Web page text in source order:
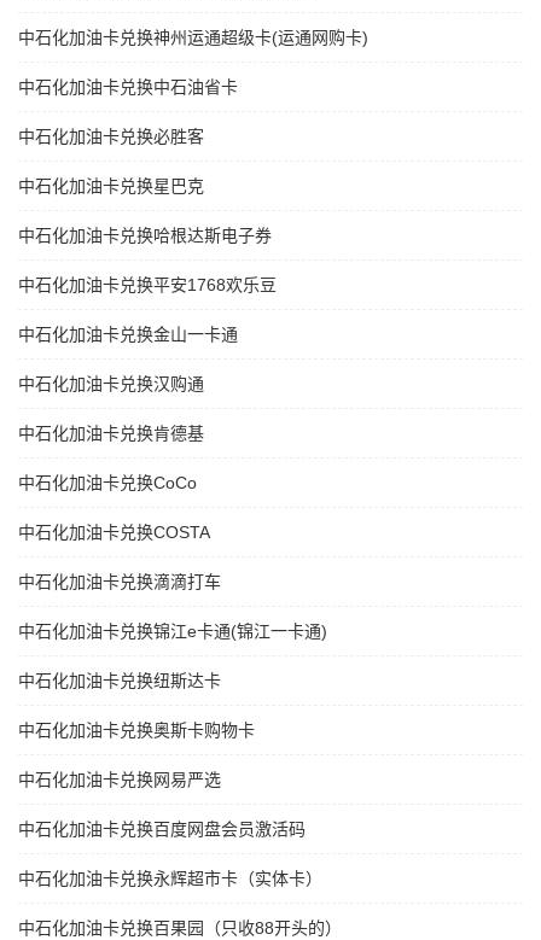
中石化加油卡兑换神州运通超级卡(运通网购卡)
中石化加油卡兑换中石油省卡
中石化加油卡兑换必胜客
中石化加油卡兑换星巴克
中石化加油卡兑换哈根达斯电子券
中石化加油卡兑换平安1768欢乐豆
中石化加油卡兑换金山一卡通
中石化加油卡兑换汉购通
中石化加油卡兑换肯德基
中石化加油卡兑换CoCo
中石化加油卡兑换COSTA
中石化加油卡兑换滴滴打车
中石化加油卡兑换锦江e卡通(锦江一卡通)
中石化加油卡兑换纽斯达卡
中石化加油卡兑换奥斯卡购物卡
中石化加油卡兑换网易严选
中石化加油卡兑换百度网盘会员激活码
中石化加油卡兑换永辉超市卡（实体卡）
中石化加油卡兑换百果园（只收88开头的）